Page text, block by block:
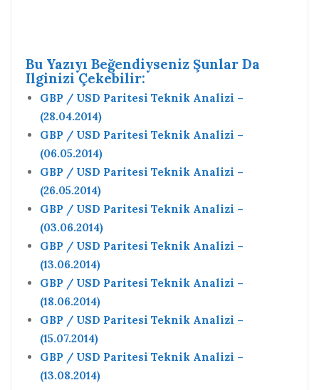
Bu Yazıyı Beğendiyseniz Şunlar Da
Ilginizi Çekebilir:
GBP / USD Paritesi Teknik Analizi –
(28.04.2014)
GBP / USD Paritesi Teknik Analizi –
(06.05.2014)
GBP / USD Paritesi Teknik Analizi –
(26.05.2014)
GBP / USD Paritesi Teknik Analizi –
(03.06.2014)
GBP / USD Paritesi Teknik Analizi –
(13.06.2014)
GBP / USD Paritesi Teknik Analizi –
(18.06.2014)
GBP / USD Paritesi Teknik Analizi –
(15.07.2014)
GBP / USD Paritesi Teknik Analizi –
(13.08.2014)